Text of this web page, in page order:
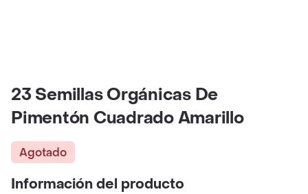
23 Semillas Orgánicas De
Pimentón Cuadrado Amarillo
Agotado
Información del producto